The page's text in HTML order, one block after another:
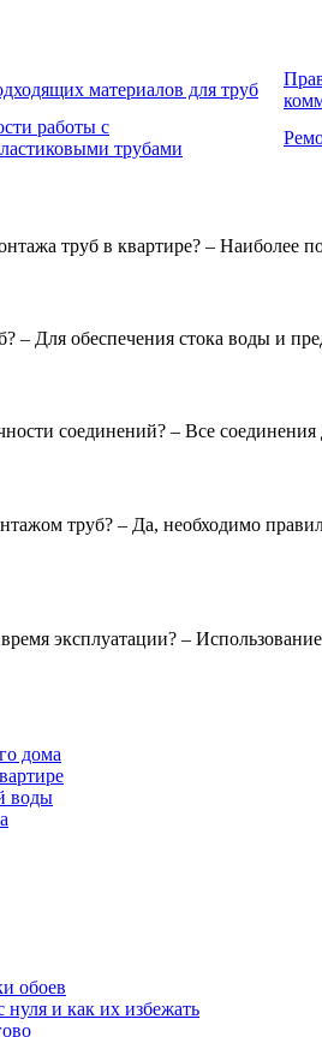
материалов для труб
работы с
трубами
труб в квартире? –
– Для обеспечения стока воды и
соединений? – Все
труб? – Да, необходимо
эксплуатации? –
дома
воды
обоев
и как их избежать